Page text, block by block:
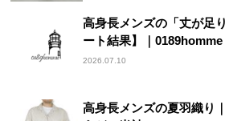
高身長メンズの「丈が足
ート結果】｜0189homme
2026.07.10
高身長メンズの夏羽織り